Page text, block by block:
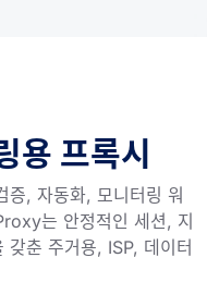
용 프록시
증, 자동화, 모니터링 워
는 안정적인 세션, 지
갖춘 주거용, ISP, 데이터